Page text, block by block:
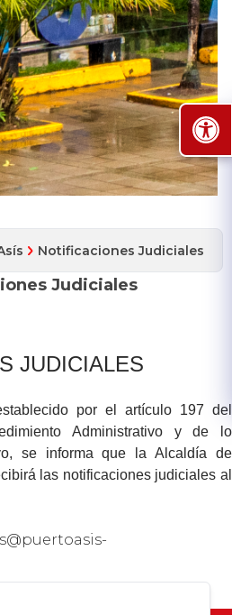
Notificaciones Judiciales
Judiciales
JUDICIALES
por el artículo 197 del
Administrativo y de lo
se informa que la Alcaldía de
las notificaciones judiciales al